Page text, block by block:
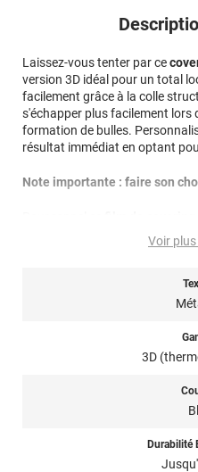
Laissez-vous tenter par ce
version 3D idéal pour un total
facilement grâce à la colle
s'échapper plus facilement lors
formation de bulles.
résultat immédiat en optant
Note importante : faire son
dire qu’il est thermoformable.
(décapeur thermique ou sèche-
courbées ! Il est donc privilégié
partiel
Voir
3D
Durabilité